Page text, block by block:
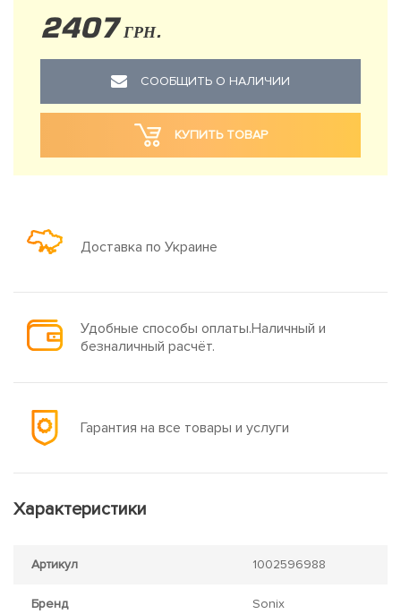
2407 ГРН.
СООБЩИТЬ О НАЛИЧИИ
КУПИТЬ ТОВАР
Доставка по Украине
Удобные способы оплаты.Наличный и
безналичный расчёт.
Гарантия на все товары и услуги
Характеристики
Артикул 1002596988
Бренд Sonix